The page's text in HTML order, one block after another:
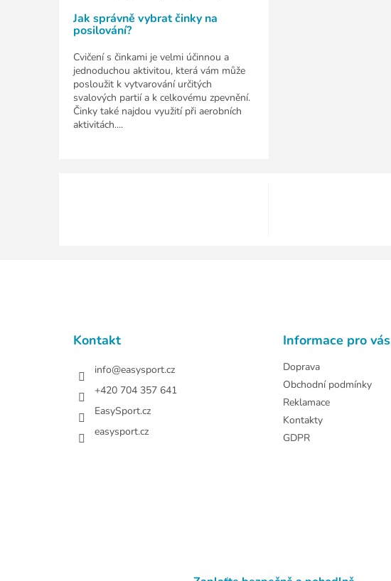
Jak správně vybrat činky na
posilování?
Cvičení s činkami je velmi účinnou a
jednoduchou aktivitou, která vám může
posloužit k vytvarování určitých
svalových partií a k celkovému zpevnění.
Činky také najdou využití při aerobních
aktivitách....
Kontakt
info@easysport.cz
+420 704 357 641
EasySport.cz
easysport.cz
Informace pro vás
Doprava
Obchodní podmínky
Reklamace
Kontakty
GDPR